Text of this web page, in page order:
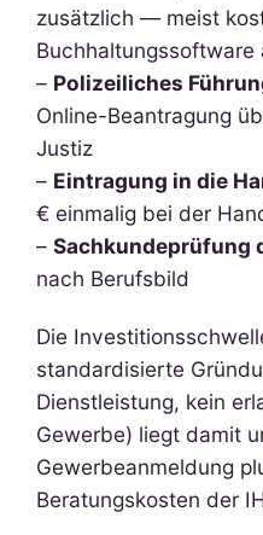
zusätzlich — meist
– Polizeiliches
Online-Beantragung
Justiz
– Eintragung in die
€ einmalig bei der
– Sachkundeprüfung
nach Berufsbild
Die
standardisierte
Dienstleistung, kein
Gewerbe) liegt damit
Gewerbeanmeldung
Beratungskosten der